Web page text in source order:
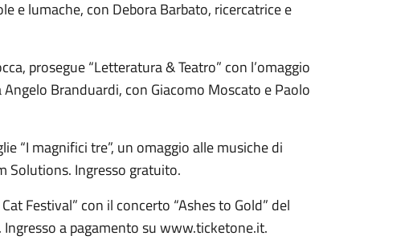
e lumache, con Debora Barbato, ricercatrice e
prosegue “Letteratura & Teatro” con l’omaggio
Branduardi, con Giacomo Moscato e Paolo
“I magnifici tre”, un omaggio alle musiche di
Solutions. Ingresso gratuito.
Festival” con il concerto “Ashes to Gold” del
a pagamento su www.ticketone.it.